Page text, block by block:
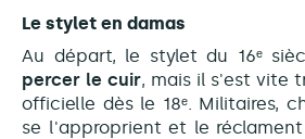
Le stylet en damas
Au départ, le stylet du 16ᵉ
percer le cuir, mais il s'est vite
officielle dès le 18ᵉ. Militaires,
se l'approprient et le